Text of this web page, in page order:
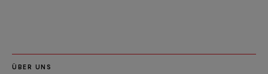
ÜBER UNS